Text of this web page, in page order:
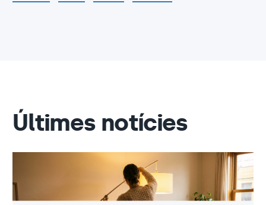
Últimes notícies